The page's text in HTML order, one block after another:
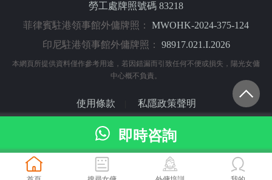
勞工處牌照號碼 83218
菲律賓駐港領事館外傭牌照： MWOHK-2024-375-124
印尼駐港領事館外傭牌照： 98917.021.I.2026
本網頁所提供資料僅作參考用途，若因錯漏而引致任何不便或損失，陽光女傭
中心概不負責。
使用條款 私隱政策聲明
© 2024 陽光網（亞洲）科技有限公司 版權所有
即時咨詢